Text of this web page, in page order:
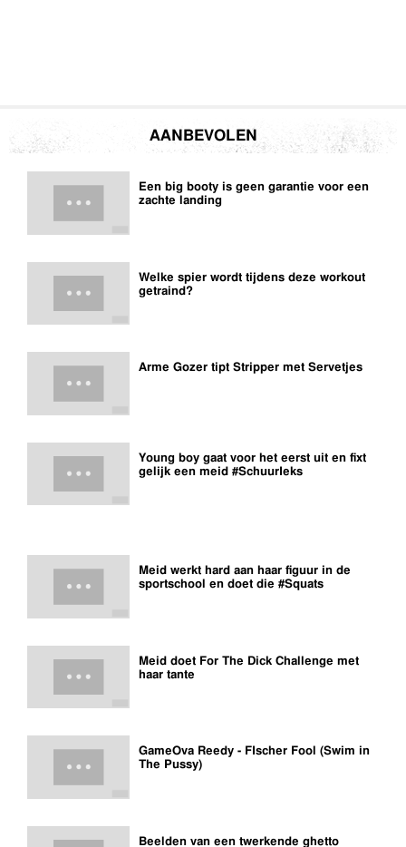
AANBEVOLEN
Een big booty is geen garantie voor een
zachte landing
Welke spier wordt tijdens deze workout
getraind?
Arme Gozer tipt Stripper met Servetjes
Young boy gaat voor het eerst uit en fixt
gelijk een meid #SchuurIeks
Meid werkt hard aan haar figuur in de
sportschool en doet die #Squats
Meid doet For The Dick Challenge met
haar tante
GameOva Reedy - FIscher Fool (Swim in
The Pussy)
Beelden van een twerkende ghetto